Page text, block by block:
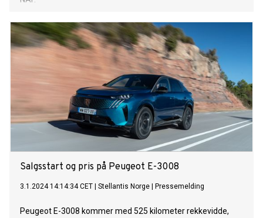
Salgsstart og pris på Peugeot E-3008
3.1.2024 14:14:34 CET Stellantis Norge Pressemelding
Peugeot E-3008 kommer med 525 kilometer rekkevidde,